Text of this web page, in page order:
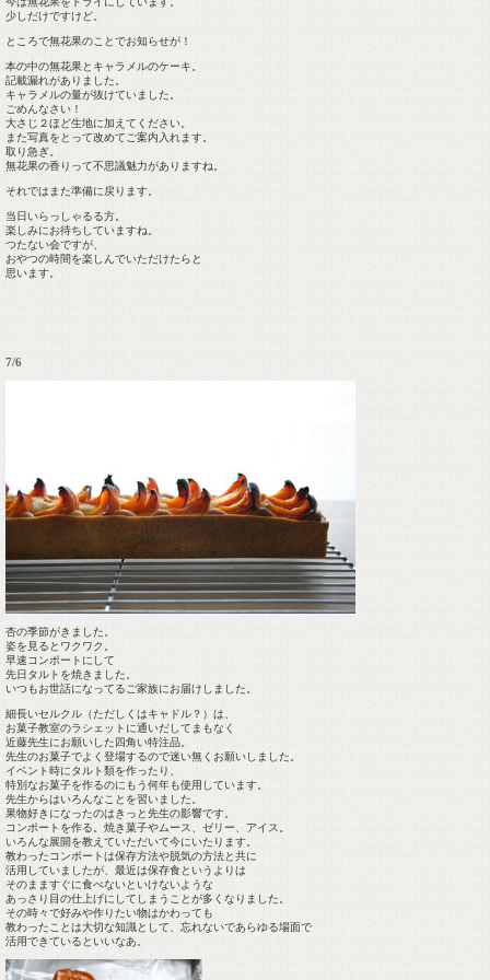
少しだけですけど。
ところで無花果のことでお知らせが！
本の中の無花果とキャラメルのケーキ。
記載漏れがありました。
キャラメルの量が抜けていました。
ごめんなさい！
大さじ２ほど生地に加えてください。
また写真をとって改めてご案内入れます。
取り急ぎ。
無花果の香りって不思議魅力がありますね。
それではまた準備に戻ります。
当日いらっしゃるる方。
楽しみにお待ちしていますね。
つたない会ですが、
おやつの時間を楽しんでいただけたらと
思います。
7/6
杏の季節がきました。
姿を見るとワクワク。
早速コンポートにして
先日タルトを焼きました。
いつもお世話になってるご家族にお届けしました。
細長いセルクル（ただしくはキャドル？）は、
お菓子教室のラシェットに通いだしてまもなく
近藤先生にお願いした四角い特注品。
先生のお菓子でよく登場するので迷い無くお願いしました。
イベント時にタルト類を作ったり、
特別なお菓子を作るのにもう何年も使用しています。
先生からはいろんなことを習いました。
果物好きになったのはきっと先生の影響です。
コンポートを作る。焼き菓子やムース、ゼリー、アイス。
いろんな展開を教えていただいて今にいたります。
教わったコンポートは保存方法や脱気の方法と共に
活用していましたが、最近は保存食というよりは
そのまますぐに食べないといけないような
あっさり目の仕上げにしてしまうことが多くなりました。
その時々で好みや作りたい物はかわっても
教わったことは大切な知識として、忘れないであらゆる場面で
活用できているといいなあ。